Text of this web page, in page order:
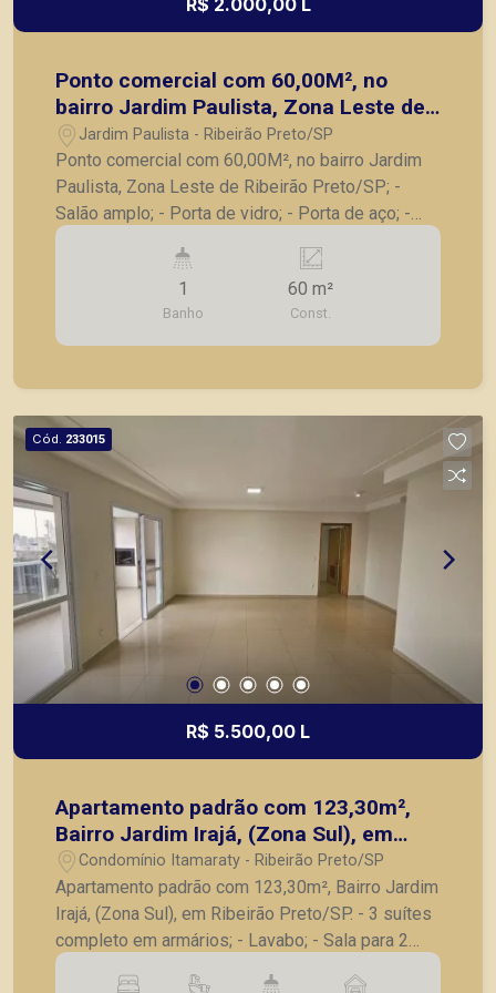
R$ 2.000,00 L
Ponto comercial com 60,00M², no
bairro Jardim Paulista, Zona Leste de
Ribeirão Preto/SP;
Jardim Paulista - Ribeirão Preto/SP
Ponto comercial com 60,00M², no bairro Jardim
Paulista, Zona Leste de Ribeirão Preto/SP; -
Salão amplo; - Porta de vidro; - Porta de aço; -
Banheiro; - Copa. A Piramid tem como objetivo
atender seus clientes com agilidade e segurança,
em locação, vendas de imóveis prontos, usados
ou mesmo nos principais lançamentos da cidade
de Ribeirão Preto.
1
Banho
60 m²
Const.
Cód. 233015
R$ 5.500,00 L
Apartamento padrão com 123,30m²,
Bairro Jardim Irajá, (Zona Sul), em
Ribeirão Preto/SP.
Condomínio Itamaraty - Ribeirão Preto/SP
Apartamento padrão com 123,30m², Bairro Jardim
Irajá, (Zona Sul), em Ribeirão Preto/SP. - 3 suítes
completo em armários; - Lavabo; - Sala para 2
ambientes; - Cozinha planejada; - Lavanderia; -